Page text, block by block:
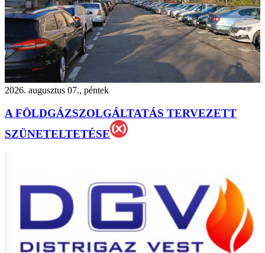
2026. augusztus 07., péntek
A FÖLDGÁZSZOLGÁLTATÁS TERVEZETT
SZÜNETELTETÉSE